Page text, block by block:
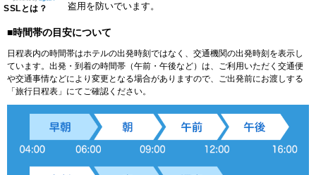
SSLとは？
盗用を防いでいます。
■時間帯の目安について
日程表内の時間帯はホテルの出発時刻ではなく、交通機関の出発時刻を表示し
ています。出発・到着の時間帯（午前・午後など）は、ご利用いただく交通便
や交通事情などにより変更となる場合がありますので、ご出発前にお渡しする
「旅行日程表」にてご確認ください。